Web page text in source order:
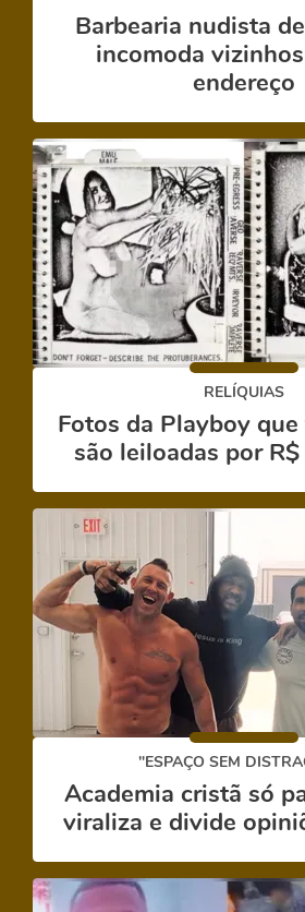
Barbearia nudista
incomoda
endereço
RELÍQUIAS
Fotos da Playboy
são leiloadas por
"ESPAÇO SEM
Academia cristã só
viraliza e divide